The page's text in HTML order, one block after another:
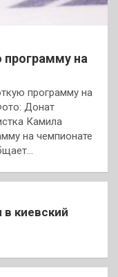
программу на
программу на
Донат
Камила
на чемпионате
киевский